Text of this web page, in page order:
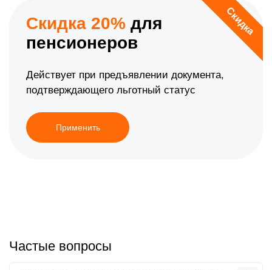
Скидка
Скидка 20% для
пенсионеров
Действует при предъявлении документа,
подтверждающего льготный статус
Применить
Частые вопросы